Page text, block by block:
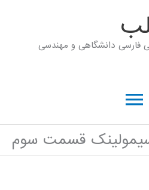
فارسی دانشگاهی و مهندسی
فهرست
اصلی قسمت سوم